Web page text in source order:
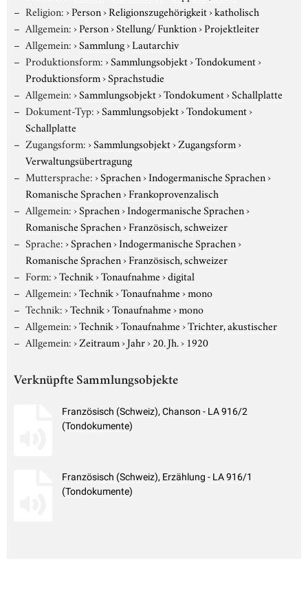
Religion:›Person›Religionszugehörigkeit›katholisch
Allgemein:›Person›Stellung/ Funktion›Projektleiter
Allgemein:›Sammlung›Lautarchiv
Produktionsform:›Sammlungsobjekt›Tondokument›
Produktionsform›Sprachstudie
Allgemein:›Sammlungsobjekt›Tondokument›Schallplatte
Dokument-Typ:›Sammlungsobjekt›Tondokument›
Schallplatte
Zugangsform:›Sammlungsobjekt›Zugangsform›
Verwaltungsübertragung
Muttersprache:›Sprachen›Indogermanische Sprachen›
Romanische Sprachen›Frankoprovenzalisch
Allgemein:›Sprachen›Indogermanische Sprachen›
Romanische Sprachen›Französisch, schweizer
Sprache:›Sprachen›Indogermanische Sprachen›
Romanische Sprachen›Französisch, schweizer
Form:›Technik›Tonaufnahme›digital
Allgemein:›Technik›Tonaufnahme›mono
Technik:›Technik›Tonaufnahme›mono
Allgemein:›Technik›Tonaufnahme›Trichter, akustischer
Allgemein:›Zeitraum›Jahr›20. Jh.› 1920
Verknüpfte Sammlungsobjekte
Französisch (Schweiz), Chanson - LA 916/2
(Tondokumente)
Französisch (Schweiz), Erzählung - LA 916/1
(Tondokumente)